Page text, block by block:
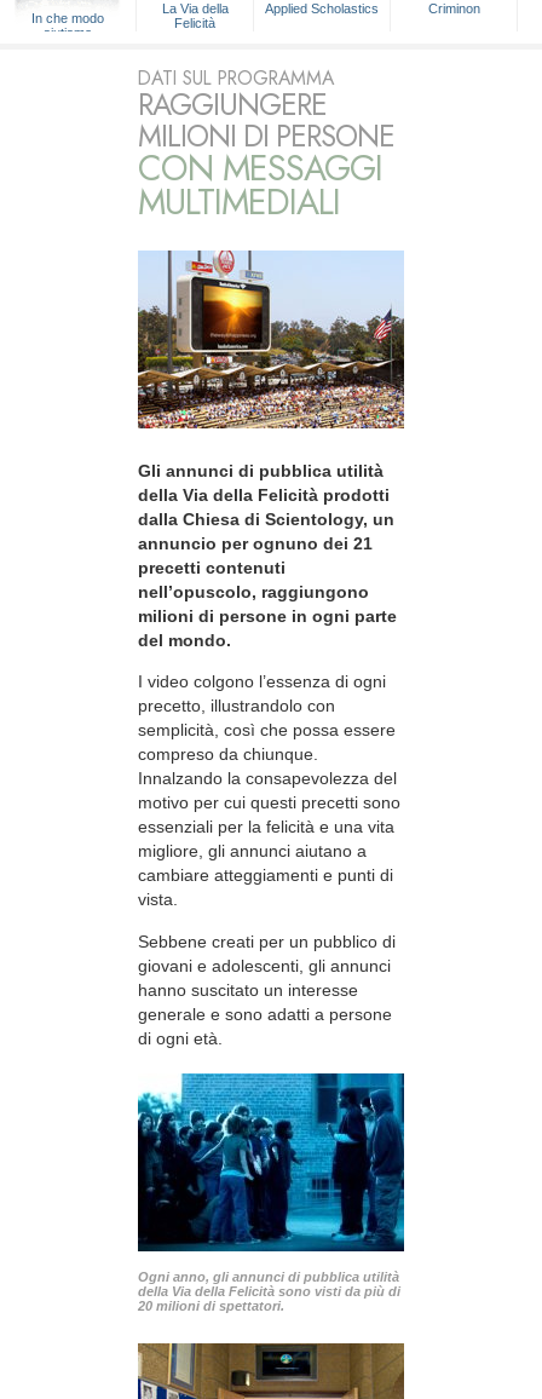
In che modo
aiutiamo
La Via della
Felicità
Applied Scholastics Criminon
DATI SUL PROGRAMMA
RAGGIUNGERE
MILIONI DI PERSONE
CON MESSAGGI
MULTIMEDIALI
Gli annunci di pubblica utilità
della Via della Felicità prodotti
dalla Chiesa di Scientology, un
annuncio per ognuno dei 21
precetti contenuti
nell’opuscolo, raggiungono
milioni di persone in ogni parte
del mondo.
I video colgono l’essenza di ogni
precetto, illustrandolo con
semplicità, così che possa essere
compreso da chiunque.
Innalzando la consapevolezza del
motivo per cui questi precetti sono
essenziali per la felicità e una vita
migliore, gli annunci aiutano a
cambiare atteggiamenti e punti di
vista.
Sebbene creati per un pubblico di
giovani e adolescenti, gli annunci
hanno suscitato un interesse
generale e sono adatti a persone
di ogni età.
Ogni anno, gli annunci di pubblica utilità
della Via della Felicità sono visti da più di
20 milioni di spettatori.